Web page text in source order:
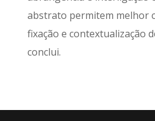
abstrato permitem melhor
fixação e contextualização
conclui.